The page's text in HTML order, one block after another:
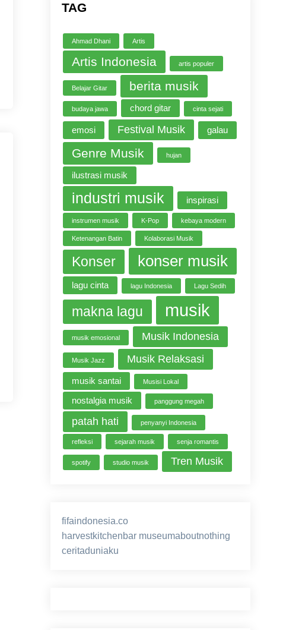
TAG
Ahmad Dhani Artis
Artis Indonesia artis populer
Belajar Gitar berita musik
budaya jawa chord gitar cinta sejati
emosi Festival Musik galau
Genre Musik hujan
ilustrasi musik
industri musik inspirasi
instrumen musik K-Pop kebaya modern
Ketenangan Batin Kolaborasi Musik
Konser konser musik
lagu cinta lagu Indonesia Lagu Sedih
makna lagu musik
musik emosional Musik Indonesia
Musik Jazz Musik Relaksasi
musik santai Musisi Lokal
nostalgia musik panggung megah
patah hati penyanyi Indonesia
refleksi sejarah musik senja romantis
spotify studio musik Tren Musik
fifaindonesia.co
harvestkitchenbar museumaboutnothing
ceritaduniaku